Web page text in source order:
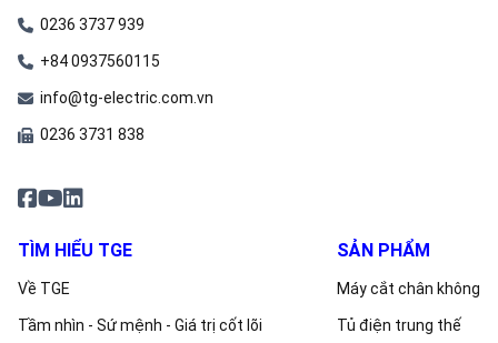
0236 3737 939
+84 0937560115
info@tg-electric.com.vn
0236 3731 838
TÌM HIỂU TGE
Về TGE
Tầm nhìn - Sứ mệnh - Giá trị cốt lõi
SẢN PHẨM
Máy cắt chân không
Tủ điện trung thế